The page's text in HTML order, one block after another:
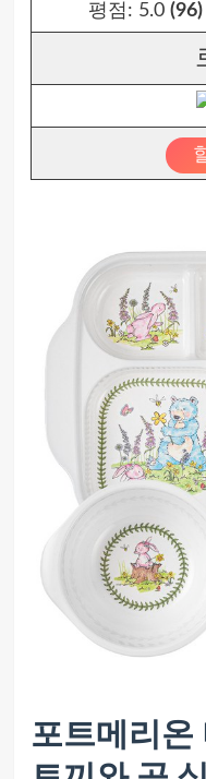
평점: 5.0 (96)
포트메리온